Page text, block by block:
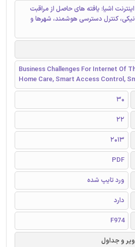
اشیا: یافته های حاصل از مراقبت
کنترل دسترسی هوشمند، شهرها و
Business Challenges For Internet Of
Home Care, Smart Access Control,
30
22
2013
PDF
ورد تایپ شده
دارد
F974
و جداول